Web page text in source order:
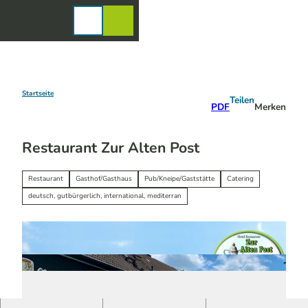
Startseite
PDF
Teilen
Merken
Restaurant Zur Alten Post
Restaurant Gasthof/Gasthaus Pub/Kneipe/Gaststätte
Catering
deutsch, gutbürgerlich, international, mediterran